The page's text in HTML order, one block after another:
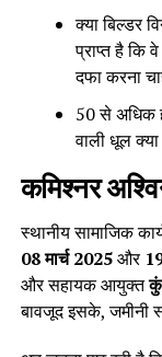
क्या बिल्डर
प्राप्त है कि
दफा करना
50 से अधिक
वाली धूल
कमिश्नर
स्थानीय सामाजिक
08 मार्च 2025और
और सहायक आयुक्त
बावजूद इसके, जमीनी